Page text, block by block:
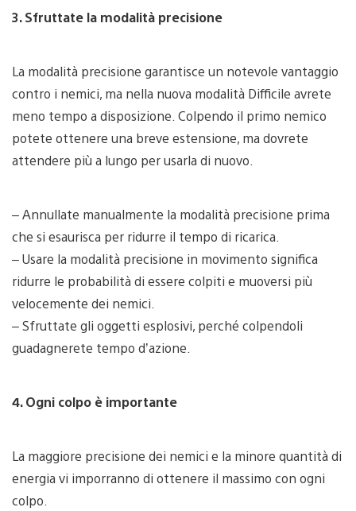
3. Sfruttate la modalità precisione
La modalità precisione garantisce un notevole vantaggio
contro i nemici, ma nella nuova modalità Difficile avrete
meno tempo a disposizione. Colpendo il primo nemico
potete ottenere una breve estensione, ma dovrete
attendere più a lungo per usarla di nuovo.
– Annullate manualmente la modalità precisione prima
che si esaurisca per ridurre il tempo di ricarica.
– Usare la modalità precisione in movimento significa
ridurre le probabilità di essere colpiti e muoversi più
velocemente dei nemici.
– Sfruttate gli oggetti esplosivi, perché colpendoli
guadagnerete tempo d’azione.
4. Ogni colpo è importante
La maggiore precisione dei nemici e la minore quantità di
energia vi imporranno di ottenere il massimo con ogni
colpo.